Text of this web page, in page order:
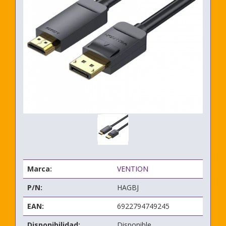
Marca:
VENTION
P/N:
HAGBJ
EAN:
6922794749245